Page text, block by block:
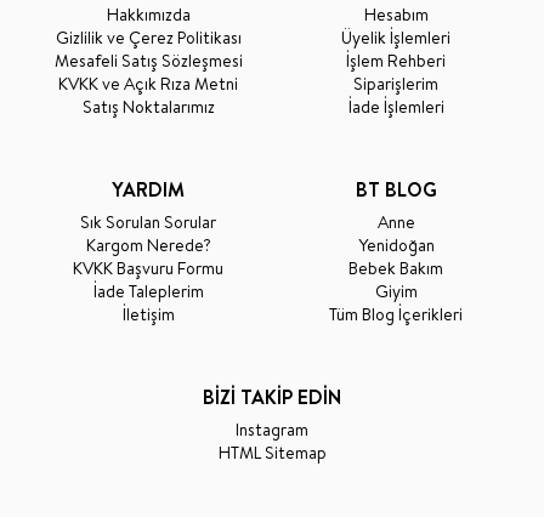
Hakkımızda
Gizlilik ve Çerez Politikası
Mesafeli Satış Sözleşmesi
KVKK ve Açık Rıza Metni
Satış Noktalarımız
Hesabım
Üyelik İşlemleri
İşlem Rehberi
Siparişlerim
İade İşlemleri
YARDIM
Sık Sorulan Sorular
Kargom Nerede?
KVKK Başvuru Formu
İade Taleplerim
İletişim
BT BLOG
Anne
Yenidoğan
Bebek Bakım
Giyim
Tüm Blog İçerikleri
BİZİ TAKİP EDİN
Instagram
HTML Sitemap